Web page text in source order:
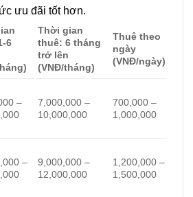
ưu đãi tốt hơn.
6
Thời gian
thuê: 6 tháng
trở lên
(VNĐ/tháng)
Thuê theo
ngày
(VNĐ/ngày)
–
7,000,000 –
10,000,000
700,000 –
1,000,000
–
9,000,000 –
12,000,000
1,200,000 –
1,500,000